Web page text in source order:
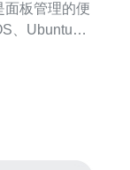
面板管理的便
、Ubuntu、
统或定制镜